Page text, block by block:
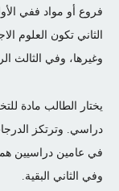
فروع أو مواد ففي
الثاني تكون العلوم
وغيرها، وفي الثالث
يختار الطالب مادة
دراسي. وترتكز
في عامين دراسيين هما
وفي الثاني البقية.